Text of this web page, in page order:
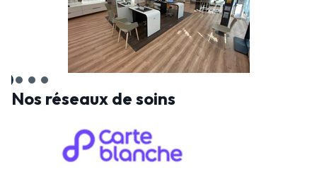
Nos réseaux de soins